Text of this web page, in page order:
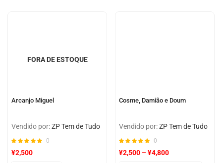
FORA DE ESTOQUE
Arcanjo Miguel
Vendido por:ZP Tem de Tudo
0
¥2,500
Cosme, Damião e Doum
Vendido por:ZP Tem de Tudo
0
¥2,500 –¥4,800